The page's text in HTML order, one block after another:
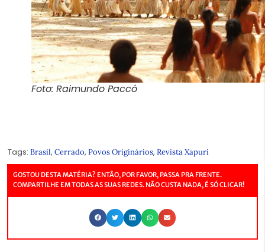
Foto: Raimundo Paccó
Tags: Brasil, Cerrado, Povos Originários, Revista Xapuri
GOSTOU DESTA MATÉRIA? ENTÃO, POR FAVOR, PASSA PRA FRENTE.
COMPARTILHE EM TODAS AS SUAS REDES. NÃO CUSTA NADA, É SÓ CLICAR!